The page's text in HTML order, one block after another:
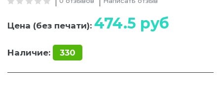
Цена (без печати): 474.5 руб
Наличие: 330